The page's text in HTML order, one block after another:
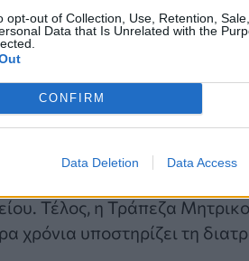
opt-out of Collection, Use, Retention,
Data that Is Unrelated with the
CONFIRM
Data Deletion Data Access
Υγείας και η UNICEF έχουν
τα παιδιά τους»,
παρέχει δωρεάν
μητρότητα και των
Μαιευτικής-
άντλησης, χώρο για τις
Τέλος, η Τράπεζα
χρόνια υποστηρίζει τη